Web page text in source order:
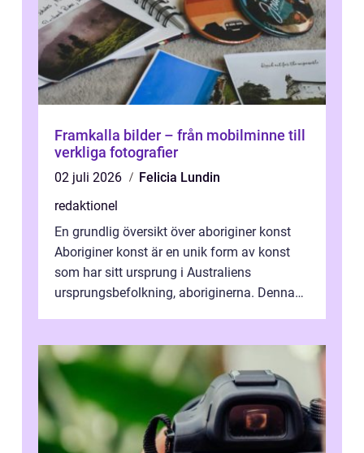
Framkalla bilder – från mobilminne till
verkliga fotografier
02 juli 2026
Felicia Lundin
redaktionel
En grundlig översikt över aboriginer konst
Aboriginer konst är en unik form av konst
som har sitt ursprung i Australiens
ursprungsbefolkning, aboriginerna. Denna